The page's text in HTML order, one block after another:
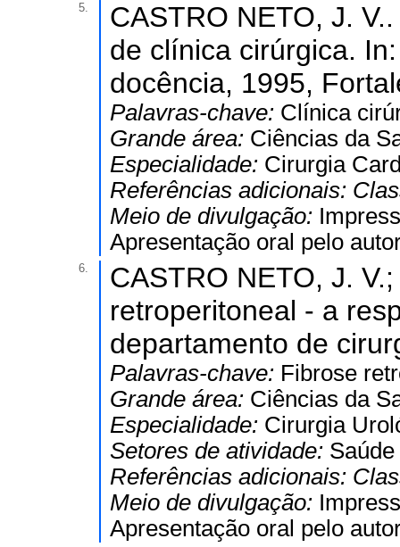
5.
CASTRO NETO, J.
de clínica cirúrgica.
docência, 1995,
Palavras-chave: Clínica
Grande área: Ciências da
Especialidade: Cirurgia
Referências adicionais:
Meio de divulgação:
Apresentação oral pelo
6.
CASTRO NETO, J.
retroperitoneal - a
departamento de
Palavras-chave: Fibrose
Grande área: Ciências da
Especialidade: Cirurgia
Setores de atividade:
Referências adicionais:
Meio de divulgação:
Apresentação oral pelo